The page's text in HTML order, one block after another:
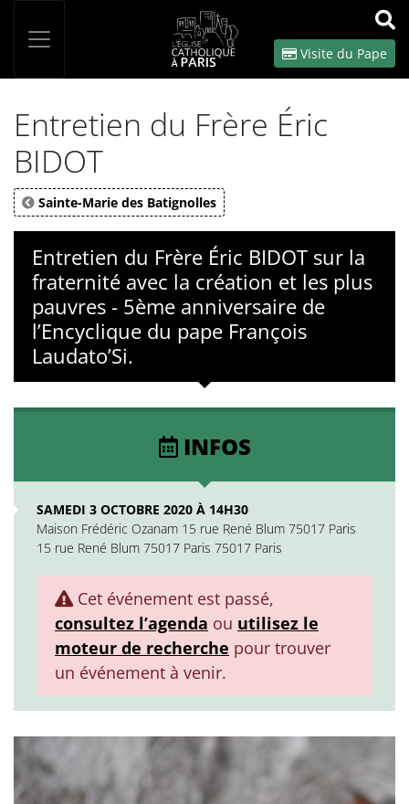
OK
Visite du Pape
Entretien du Frère Éric
BIDOT
Sainte-Marie des Batignolles
Entretien du Frère Éric BIDOT sur la
fraternité avec la création et les plus
pauvres - 5ème anniversaire de
l’Encyclique du pape François
Laudato’Si.
INFOS
SAMEDI 3 OCTOBRE 2020 À 14H30
Maison Frédéric Ozanam 15 rue René Blum 75017 Paris
15 rue René Blum 75017 Paris 75017 Paris
Cet événement est passé,
consultez l’agenda ou utilisez le
moteur de recherche pour trouver
un événement à venir.
Panneau de gestion des cookies